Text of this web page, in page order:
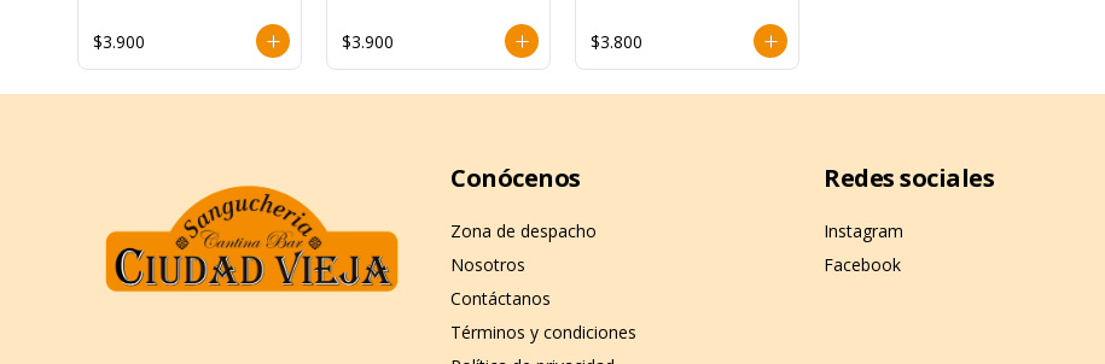
$3.900 $3.900 $3.800
Conócenos
Zona de despacho
Nosotros
Contáctanos
Términos y condiciones
Redes sociales
Instagram
Facebook